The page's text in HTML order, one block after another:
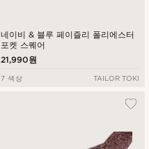
네이비 & 블루 페이즐리 폴리에스터
포켓 스퀘어
21,990원
7 색상 TAILOR TOKI